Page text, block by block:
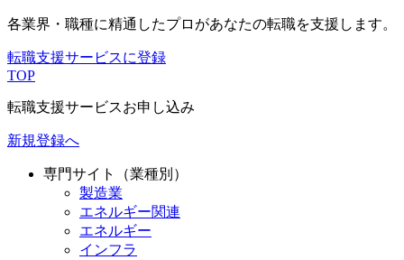
各業界・職種に精通したプロがあなたの転職を支援します。
転職支援サービスに登録
TOP
転職支援サービスお申し込み
新規登録へ
専門サイト（業種別）
製造業
エネルギー関連
エネルギー
インフラ